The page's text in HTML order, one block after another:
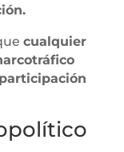
cualquier